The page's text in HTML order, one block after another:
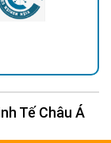
Tế Châu Á